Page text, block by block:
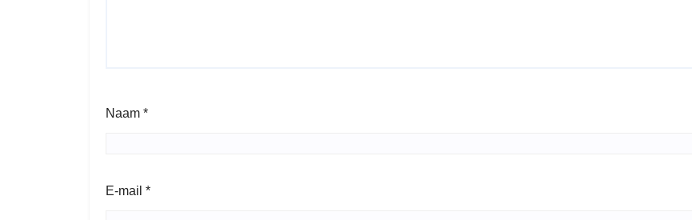
Naam *
E-mail *